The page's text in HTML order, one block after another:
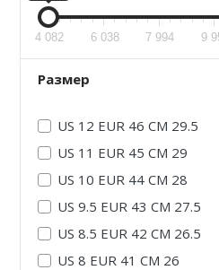
4 082 6 038 7 994 9
Размер
US 12 EUR 46 CM 29.5
US 11 EUR 45 CM 29
US 10 EUR 44 CM 28
US 9.5 EUR 43 CM 27.5
US 8.5 EUR 42 CM 26.5
US 8 EUR 41 CM 26
Air Jordan 38
Air Jordan 37
Air Jordan 1
Air Jordan 3
Air Jordan 4
Air Jordan 5
adidas adiFOM
adidas Adizero
adidas Dame
adidas AE
Adidas Yeezy Boost 350 V2